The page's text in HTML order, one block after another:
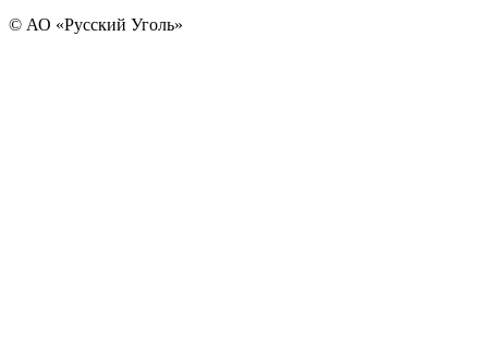
© АО «Русский Уголь»